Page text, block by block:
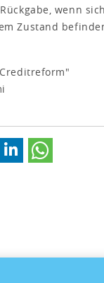
wenn
Zustand